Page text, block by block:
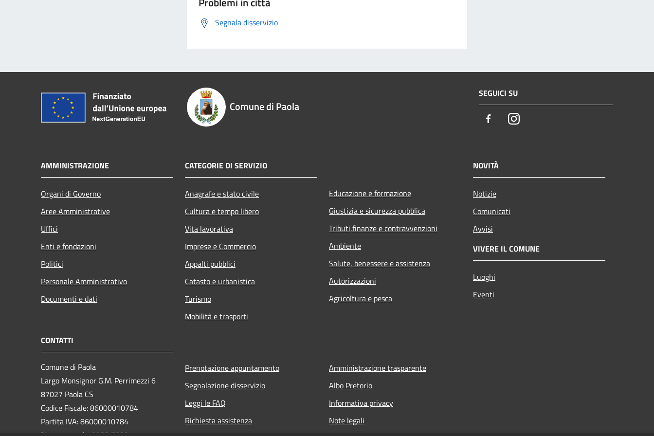
Segnala disservizio
Comune di Paola
SEGUICI SU
FacebookInstagram
AMMINISTRAZIONE
Organi di Governo
Aree Amministrative
Uffici
Enti e fondazioni
Politici
Personale Amministrativo
Documenti e dati
CATEGORIE DI SERVIZIO
Anagrafe e stato civile
Cultura e tempo libero
Vita lavorativa
Imprese e Commercio
Appalti pubblici
Catasto e urbanistica
Turismo
Mobilità e trasporti
Educazione e formazione
Giustizia e sicurezza pubblica
Tributi,finanze e contravvenzioni
Ambiente
Salute, benessere e assistenza
Autorizzazioni
Agricoltura e pesca
NOVITÀ
Notizie
Comunicati
Avvisi
VIVERE IL COMUNE
Luoghi
Eventi
CONTATTI
Comune di Paola
Largo Monsignor G.M. Perrimezzi 6
87027 Paola CS
Codice Fiscale: 86000010784
Partita IVA: 86000010784
Prenotazione appuntamento
Segnalazione disservizio
Leggi le FAQ
Richiesta assistenza
Amministrazione trasparente
Albo Pretorio
Informativa privacy
Note legali